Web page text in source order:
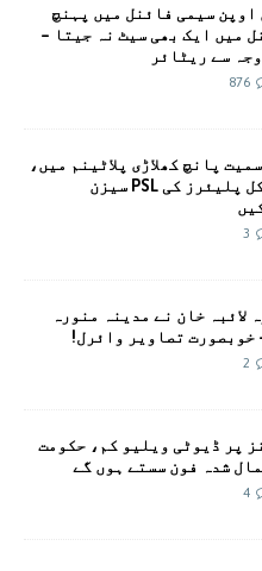
سیمی فائنل میں پہنچ
میں ایک بھی سیٹ نہ جیتا –
سے ریٹائر
876
پانچ کھلاڑی پلاٹینم میں،
پی سی بی نے 89 لوکل پلیئرز کی PSL سیزن
3
لائبہ خان نے مدینہ منورہ
خوبصورت تصاویر وائرل!
2
پر ڈیوٹی ویلیو کم، حکومت
شدہ فون سستے ہوں گے
4